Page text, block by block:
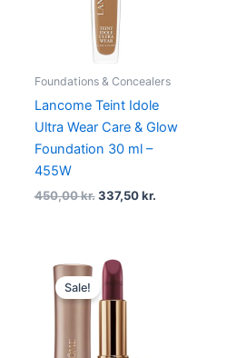
Foundations & Concealers
Lancome Teint Idole
Ultra Wear Care & Glow
Foundation 30 ml –
455W
450,00kr. 337,50kr.
Sale!
Original
price
was: